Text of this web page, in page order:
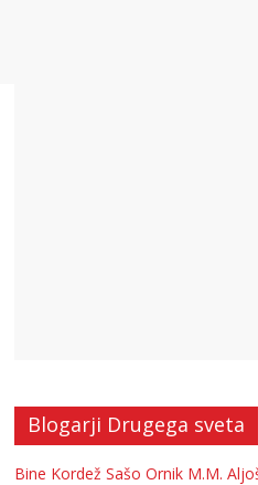
Blogarji Drugega sveta
Bine Kordež Sašo Ornik M.M.